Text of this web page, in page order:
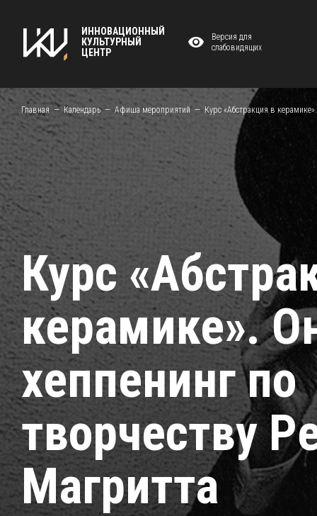
ИННОВАЦИОННЫЙ
КУЛЬТУРНЫЙ
ЦЕНТР
Версия для
слабовидящих
Главная Календарь Афиша мероприятий Курс «Абстракция в
Курс
керамике».
хеппенинг по
творчеству
Магритта